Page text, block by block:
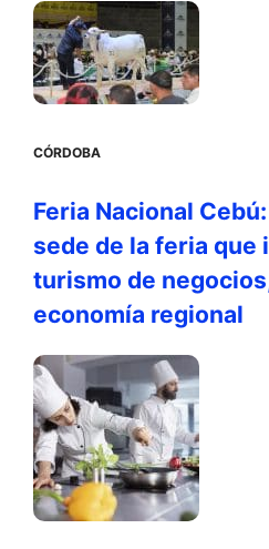
CÓRDOBA
Feria Nacional
sede de la feria que
turismo de
economía regional